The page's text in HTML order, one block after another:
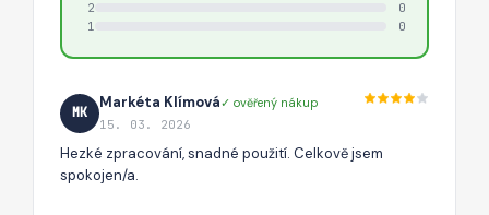
2
0
1
0
MK
Markéta Klímová✓ ověřený nákup
15. 03. 2026
Hezké zpracování, snadné použití. Celkově jsem
spokojen/a.